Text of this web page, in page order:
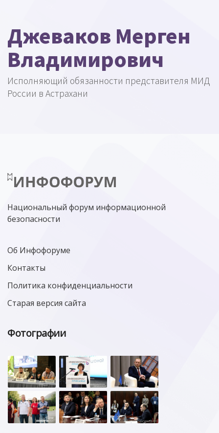
Джеваков Мерген
Владимирович
Исполняющий обязанности представителя МИД
России в Астрахани
Национальный форум информационной
безопасности
Об Инфофоруме
Контакты
Политика конфиденциальности
Старая версия сайта
Фотографии